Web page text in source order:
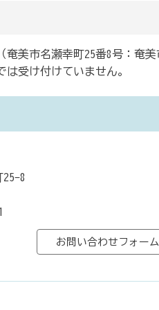
美市名瀬幸町25番8号：奄美
受け付けていません。
8